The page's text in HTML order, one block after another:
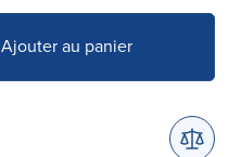
Ajouter au panier